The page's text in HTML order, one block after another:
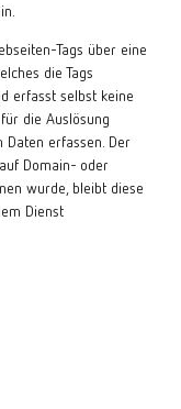
Tags über eine
die Tags
erfasst selbst keine
die Auslösung
Daten erfassen. Der
Domain- oder
wurde, bleibt diese
Dienst